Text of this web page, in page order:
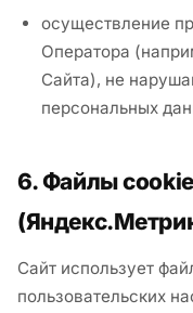
осуществление
Оператора
Сайта), не
персональных
6. Файлы
Сайт использует
пользовательских